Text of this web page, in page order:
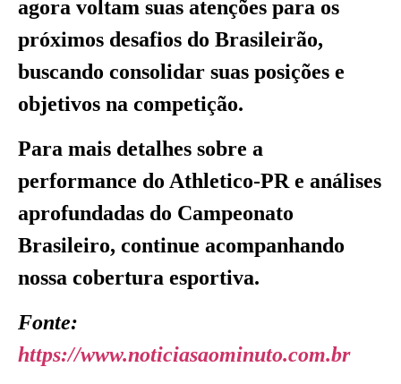
agora voltam suas atenções para os
próximos desafios do Brasileirão,
buscando consolidar suas posições e
objetivos na competição.
Para mais detalhes sobre a
performance do Athletico-PR e análises
aprofundadas do Campeonato
Brasileiro, continue acompanhando
nossa cobertura esportiva.
Fonte:
https://www.noticiasaominuto.com.br